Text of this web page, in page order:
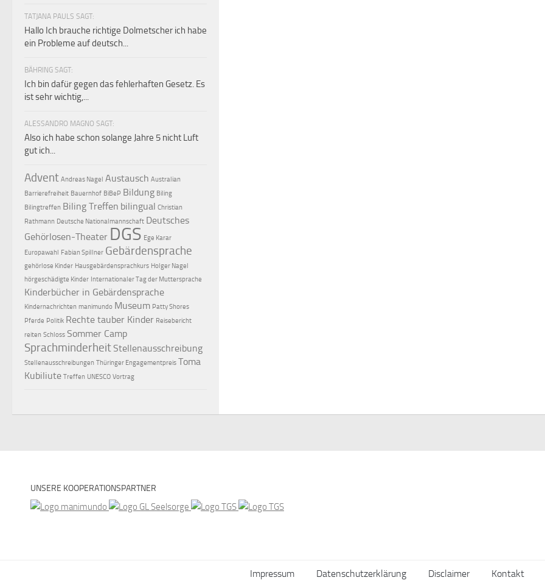
TATJANA PAULS SAGT:
Hallo Ich brauche richtige Dolmetscher ich habe
ein Probleme auf deutsch...
BÄHRING SAGT:
Ich bin dafür gegen das fehlerhaften Gesetz. Es
ist sehr wichtig,...
ALESSANDRO MAGNO SAGT:
Also ich habe schon solange Jahre 5 nicht Luft
gut ich...
Advent Andreas Nagel Austausch Australian
Barrierefreiheit Bauernhof BiBeP Bildung Biling
Bilingtreffen Biling Treffen bilingual Christian
Rathmann Deutsche Nationalmannschaft Deutsches
Gehörlosen-Theater DGS Ege Karar
Europawahl Fabian Spillner Gebärdensprache
gehörlose Kinder Hausgebärdensprachkurs Holger Nagel
hörgeschädigte Kinder Internationaler Tag der Muttersprache
Kinderbücher in Gebärdensprache
Kindernachrichten manimundo Museum Patty Shores
Pferde Politik Rechte tauber Kinder Reisebericht
reiten Schloss Sommer Camp
Sprachminderheit Stellenausschreibung
Stellenausschreibungen Thüringer Engagementpreis Toma
Kubiliute Treffen UNESCO Vortrag
UNSERE KOOPERATIONSPARTNER
Impressum Datenschutzerklärung Disclaimer Kontakt